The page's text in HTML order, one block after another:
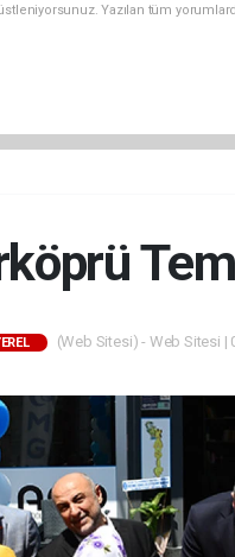
Yazılan tüm
(Web Sitesi) - Web Sitesi |